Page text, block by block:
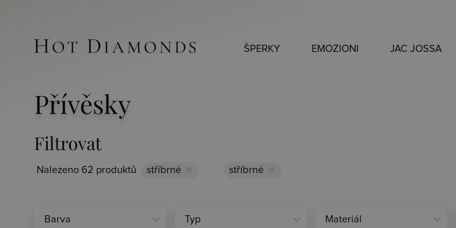
ŠPERKY EMOZIONI JAC JOSSA
Přívěsky
Filtrovat
Nalezeno 62 produktů stříbrné clear stříbrné clear
expand_more
Barva expand_more
Typ expand_more
Materiál